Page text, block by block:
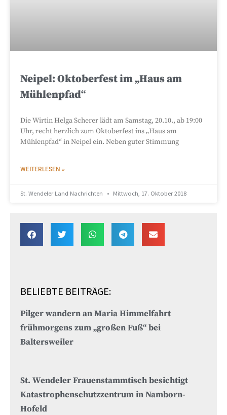
Neipel: Oktoberfest im „Haus am
Mühlenpfad“
Die Wirtin Helga Scherer lädt am Samstag, 20.10., ab 19:00
Uhr, recht herzlich zum Oktoberfest ins „Haus am
Mühlenpfad“ in Neipel ein. Neben guter Stimmung
WEITERLESEN »
St. Wendeler Land Nachrichten Mittwoch, 17. Oktober 2018
BELIEBTE BEITRÄGE:
Pilger wandern an Maria Himmelfahrt
frühmorgens zum „großen Fuß“ bei
Baltersweiler
St. Wendeler Frauenstammtisch besichtigt
Katastrophenschutzzentrum in Namborn-
Hofeld